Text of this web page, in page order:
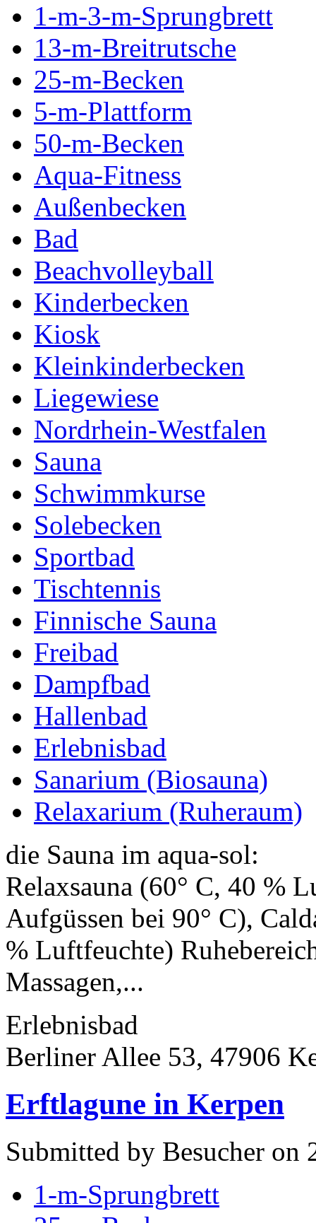
1-m-3-m-Sprungbrett
13-m-Breitrutsche
25-m-Becken
5-m-Plattform
50-m-Becken
Aqua-Fitness
Außenbecken
Bad
Beachvolleyball
Kinderbecken
Kiosk
Kleinkinderbecken
Liegewiese
Nordrhein-Westfalen
Sauna
Schwimmkurse
Solebecken
Sportbad
Tischtennis
Finnische Sauna
Freibad
Dampfbad
Hallenbad
Erlebnisbad
Sanarium (Biosauna)
Relaxarium (Ruheraum)
die Sauna im aqua-sol:
Relaxsauna (60° C, 40 %
Aufgüssen bei 90° C),
% Luftfeuchte)
Massagen,...
Erlebnisbad
Berliner Allee 53, 47906
Erftlagune in Kerpen
Submitted by Besucher on
1-m-Sprungbrett